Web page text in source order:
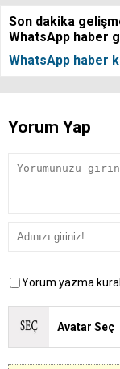
Son dakika
WhatsApp haber
WhatsApp haber
Yorum Yap
Yorum yazma
Avatar Seç